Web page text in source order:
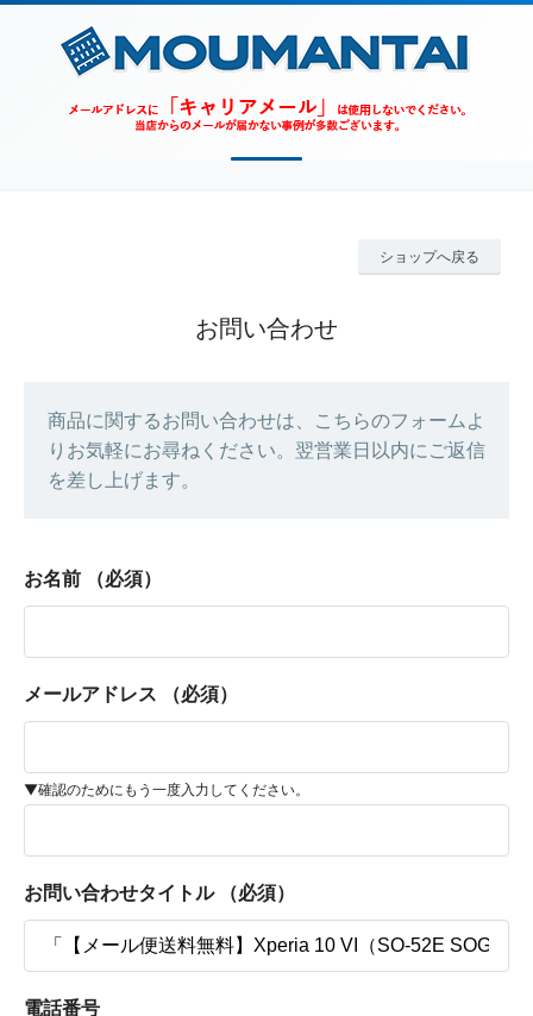
ショップへ戻る
お問い合わせ
商品に関するお問い合わせは、こちらのフォームよ
りお気軽にお尋ねください。翌営業日以内にご返信
を差し上げます。
お名前 （必須）
メールアドレス （必須）
▼確認のためにもう一度入力してください。
お問い合わせタイトル （必須）
電話番号